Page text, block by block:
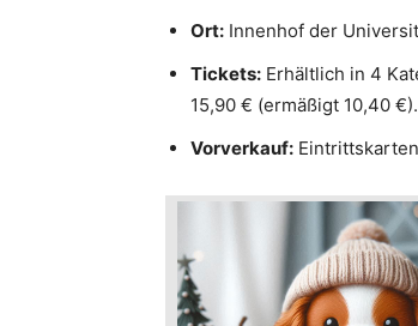
Ort: Innenhof der
Tickets: Erhältlich in 4
15,90 € (ermäßigt 10,40 €).
Vorverkauf: